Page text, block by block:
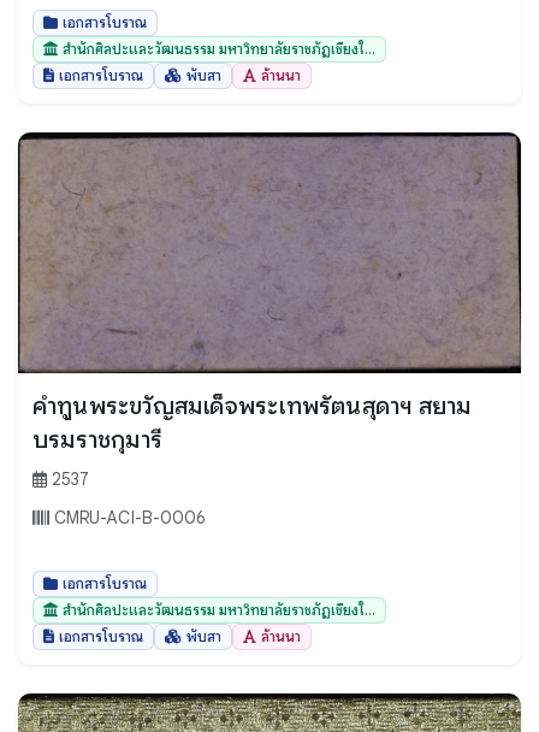
เอกสารโบราณ
สำนักศิลปะและวัฒนธรรม มหาวิทยาลัยราชภัฏเชียงใ...
เอกสารโบราณ
พับสา ล้านนา
คำทูนพระขวัญสมเด็จพระเทพรัตนสุดาฯ สยาม
บรมราชกุมารี
2537
CMRU-ACI-B-0006
เอกสารโบราณ
สำนักศิลปะและวัฒนธรรม มหาวิทยาลัยราชภัฏเชียงใ...
เอกสารโบราณ
พับสา ล้านนา